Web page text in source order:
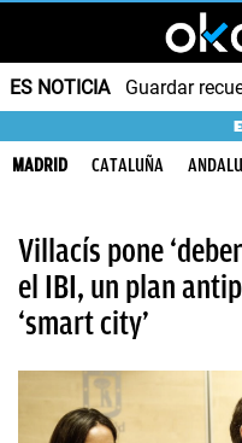
ES NOTICIA Guardar
MADRID CATALUÑA
Villacís pone
el IBI, un plan
‘smart city’